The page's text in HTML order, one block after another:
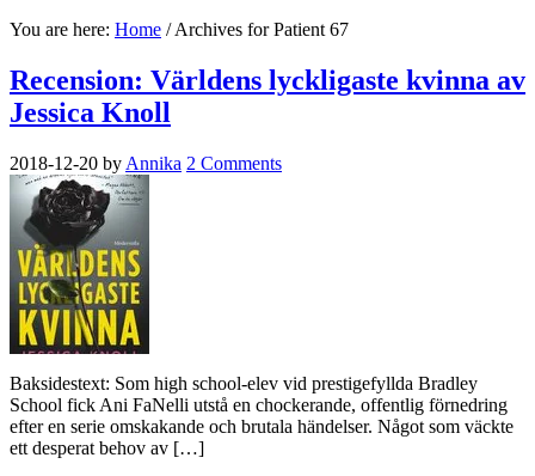
You are here: Home /Archives for Patient 67
Recension: Världens lyckligaste kvinna av
Jessica Knoll
2018-12-20 by Annika 2 Comments
Baksidestext: Som high school-elev vid prestigefyllda Bradley
School fick Ani FaNelli utstå en chockerande, offentlig förnedring
efter en serie omskakande och brutala händelser. Något som väckte
ett desperat behov av […]